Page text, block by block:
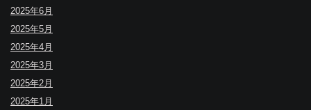
2025年6月
2025年5月
2025年4月
2025年3月
2025年2月
2025年1月